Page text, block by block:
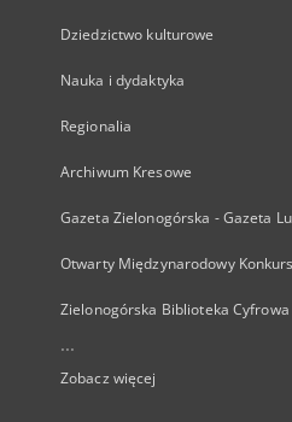
Dziedzictwo kulturowe
Nauka i dydaktyka
Regionalia
Archiwum Kresowe
Gazeta Zielonogórska - Gazeta
Otwarty Międzynarodowy
Zielonogórska Biblioteka
...
Zobacz więcej